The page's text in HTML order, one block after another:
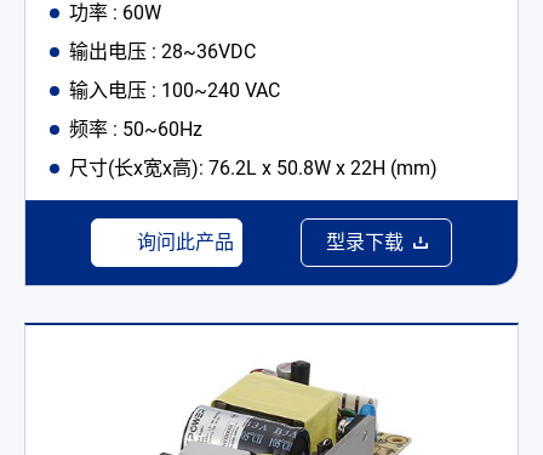
功率 : 60W
输出电压 : 28~36VDC
输入电压 : 100~240 VAC
频率 : 50~60Hz
尺寸(长x宽x高): 76.2L x 50.8W x 22H (mm)
询问此产品 型录下载